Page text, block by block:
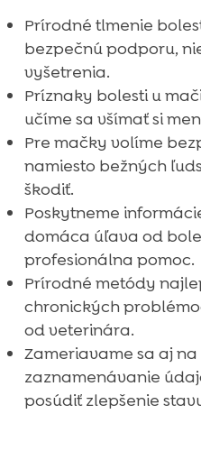
Prírodné tlmenie
bezpečnú podporu,
vyšetrenia.
Príznaky bolesti u
učíme sa všímať si
Pre mačky volíme
namiesto bežných
škodiť.
Poskytneme
domáca úľava od
profesionálna pomoc.
Prírodné metódy
chronických
od veterinára.
Zameriavame sa aj
zaznamenávanie
posúdiť zlepšenie